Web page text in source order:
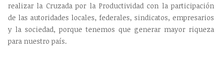
realizar la Cruzada por la Productividad con la participación
de las autoridades locales, federales, sindicatos, empresarios
y la sociedad, porque tenemos que generar mayor riqueza
para nuestro país.